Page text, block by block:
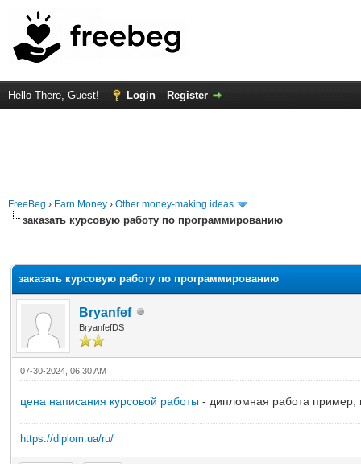
Hello There, Guest! Login Register
FreeBeg › Earn Money › Other money-making ideas
заказать курсовую работу по программированию
заказать курсовую работу по программированию
Bryanfef
BryanfefDS
07-30-2024, 06:30 AM
цена написания курсовой работы - дипломная работа пример,
https://diplom.ua/ru/